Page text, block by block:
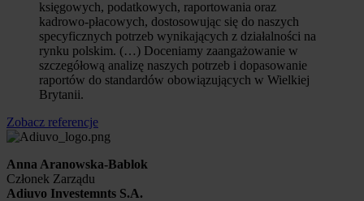
księgowych, podatkowych, raportowania oraz
kadrowo-płacowych, dostosowując się do naszych
specyficznych potrzeb wynikających z działalności na
rynku polskim. (…) Doceniamy zaangażowanie w
szczegółową analizę naszych potrzeb i dopasowanie
raportów do standardów obowiązujących w Wielkiej
Brytanii.
Zobacz referencje
Anna Aranowska-Bablok
Członek Zarządu
Adiuvo Investemnts S.A.